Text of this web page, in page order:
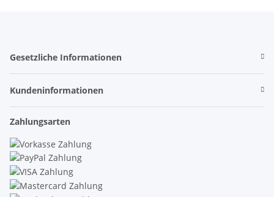
Gesetzliche Informationen
Kundeninformationen
Zahlungsarten